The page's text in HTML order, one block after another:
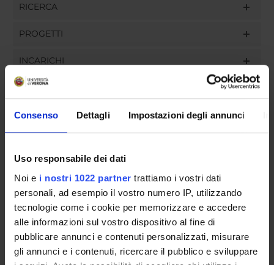
Consenso Dettagli Impostazioni degli annunci
Uso responsabile dei dati
Noi e i nostri 1022 partner trattiamo i vostri dati
personali, ad esempio il vostro numero IP, utilizzando
tecnologie come i cookie per memorizzare e accedere
alle informazioni sul vostro dispositivo al fine di
pubblicare annunci e contenuti personalizzati, misurare
gli annunci e i contenuti, ricercare il pubblico e sviluppare
RICERCA
PROGETTI
INCARICHI
GOVERNANCE
COMMISSIONI
UFFICI E STRUTTURE DI SERVIZIO
SERVIZI DI SEGRETERIA STUDENTI